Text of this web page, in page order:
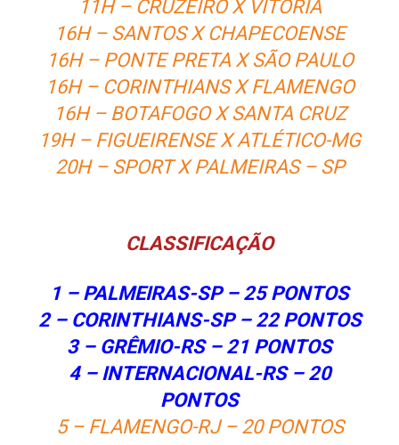
11H – CRUZEIRO X VITÓRIA
16H – SANTOS X CHAPECOENSE
16H – PONTE PRETA X SÃO PAULO
16H – CORINTHIANS X FLAMENGO
16H – BOTAFOGO X SANTA CRUZ
19H – FIGUEIRENSE X ATLÉTICO-MG
20H – SPORT X PALMEIRAS – SP
CLASSIFICAÇÃO
1 – PALMEIRAS-SP – 25 PONTOS
2 – CORINTHIANS-SP – 22 PONTOS
3 – GRÊMIO-RS – 21 PONTOS
4 – INTERNACIONAL-RS – 20
PONTOS
5 – FLAMENGO-RJ – 20 PONTOS